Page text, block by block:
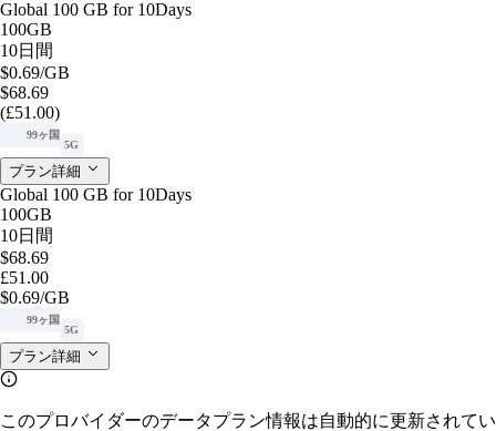
Global 100 GB for 10Days
100GB
10日間
$0.69/GB
$68.69
(£51.00)
99ヶ国
5G
プラン詳細
Global 100 GB for 10Days
100GB
10日間
$68.69
£51.00
$0.69/GB
99ヶ国
5G
プラン詳細
このプロバイダーのデータプラン情報は自動的に更新されてい